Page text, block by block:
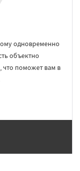
одновременно
объектно
поможет вам в